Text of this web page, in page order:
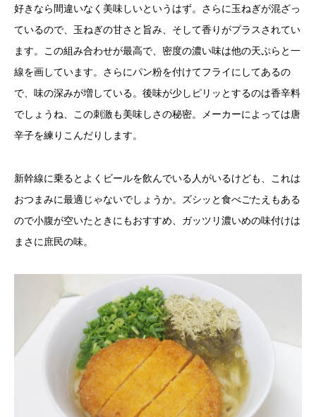
好きなら間違いなく美味しいというはず。さらに玉ねぎが混ざっ
ているので、玉ねぎの甘さと旨み、そして香りがプラスされてい
ます。この組み合わせが最高で、密度の濃い味は他の天ぷらと一
線を画しています。さらにパン粉を付けてフライにしてあるの
で、味の深みが増している。後味が少しピリッとするのは香辛料
でしょうね、この刺激も美味しさの秘密。メーカーによっては唐
辛子を練りこんだりします。
新幹線に乗るとよくビールを飲んでいる人がいるけども、これは
おつまみに最適じゃないでしょうか。ズシッと食べごたえもある
ので小腹が空いたときにもおすすめ、ガッツリ濃いめの味付けは
まさに庶民の味。